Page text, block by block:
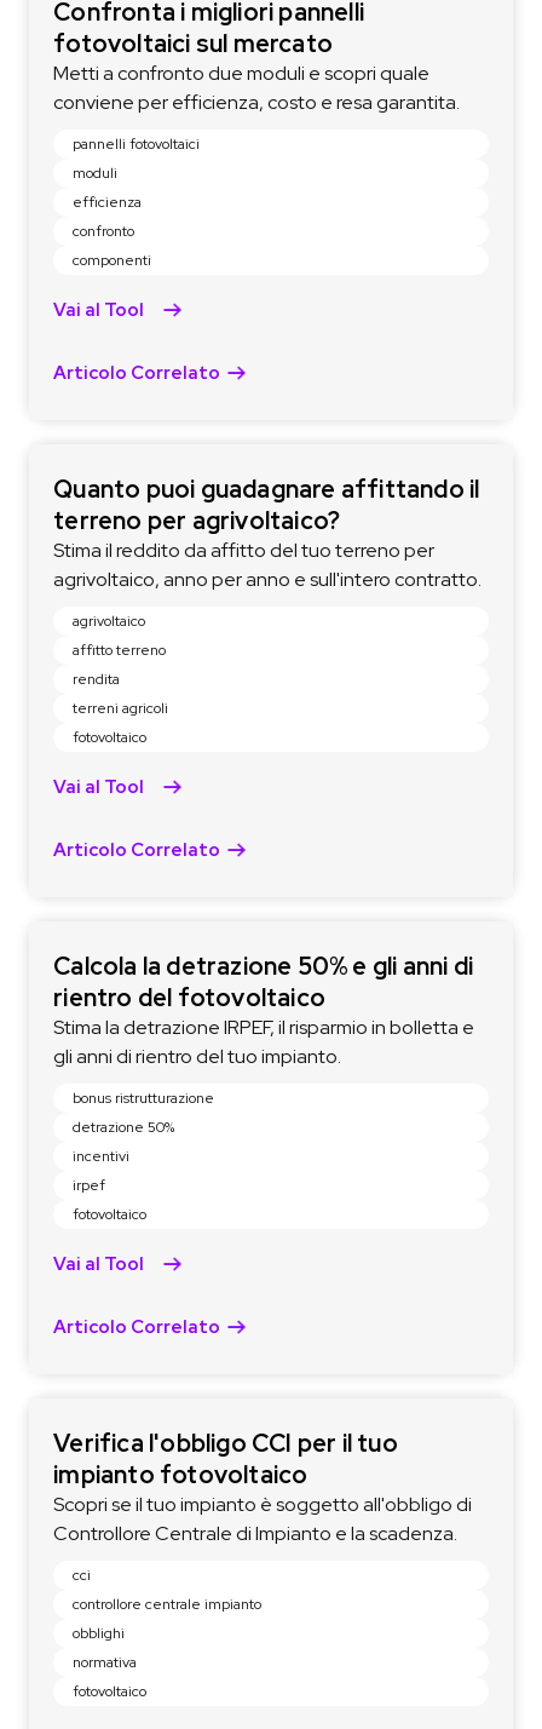
Confronta i migliori pannelli
fotovoltaici sul mercato
Metti a confronto due moduli e scopri quale
conviene per efficienza, costo e resa garantita.
pannelli fotovoltaici
moduli
efficienza
confronto
componenti
Vai al Tool
Articolo Correlato
Quanto puoi guadagnare affittando il
terreno per agrivoltaico?
Stima il reddito da affitto del tuo terreno per
agrivoltaico, anno per anno e sull'intero contratto.
agrivoltaico
affitto terreno
rendita
terreni agricoli
fotovoltaico
Vai al Tool
Articolo Correlato
Calcola la detrazione 50% e gli anni di
rientro del fotovoltaico
Stima la detrazione IRPEF, il risparmio in bolletta e
gli anni di rientro del tuo impianto.
bonus ristrutturazione
detrazione 50%
incentivi
irpef
fotovoltaico
Vai al Tool
Articolo Correlato
Verifica l'obbligo CCI per il tuo
impianto fotovoltaico
Scopri se il tuo impianto è soggetto all'obbligo di
Controllore Centrale di Impianto e la scadenza.
cci
controllore centrale impianto
obblighi
normativa
fotovoltaico